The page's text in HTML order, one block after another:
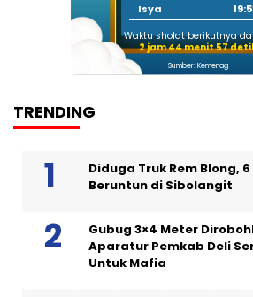
Isya
Waktu sholat berikutnya
2 jam 44 menit 56
Sumber: Kemenag
TRENDING
Diduga Truk Rem Blong,
Beruntun di Sibolangit
Gubug 3×4 Meter
Aparatur Pemkab Deli
Untuk Mafia